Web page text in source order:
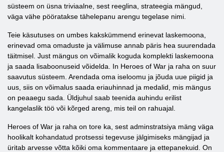
süsteem on üsna triviaalne, sest reeglina, strateegia mängud,
väga vähe pööratakse tähelepanu arengu tegelase nimi.
Teie käsutuses on umbes kakskümmend erinevat laskemoona,
erinevad oma omaduste ja välimuse annab päris hea suurendada
täitmisel. Just mängus on võimalik koguda komplekti laskemoona
ja saada lisaboonuseid võidelda. In Heroes of War ja raha on suur
saavutus süsteem. Arendada oma iseloomu ja jõuda uue piigid ja
uus, siis on võimalus saada eriauhinnad ja medalid, mis mängus
on peaaegu sada. Üldjuhul saab teenida auhindu erilist
kangelaslik töö või kõrged areng, mis teil on rahuajal.
Heroes of War ja raha on tore ka, sest adminstratsiya mäng väga
hoolikalt kohandatud protsessi tegevuse jälgimiseks mängijad ja
üritab arvesse võtta kõiki oma kommentaare ja ettepanekuid. On